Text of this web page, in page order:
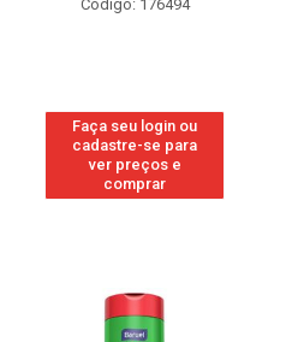
Código: 176494
Faça seu login ou
cadastre-se para
ver preços e
comprar